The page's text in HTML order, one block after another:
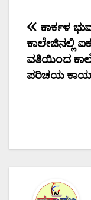
Post
ಕಾರ್ಕಳ
ಕಾಲೇಜಿನಲ್ಲಿ
ವತಿಯಿಂದ
ಪರಿಚಯ